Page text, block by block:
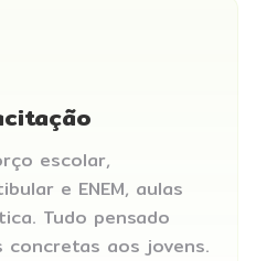
escolar,
e ENEM, aulas
Tudo pensado
aos jovens.